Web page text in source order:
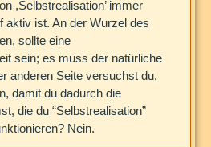
,Selbstrealisation’ immer
aktiv ist. An der Wurzel des
sollte eine
sein; es muss der natürliche
anderen Seite versuchst du,
damit du dadurch die
die du “Selbstrealisation”
Nein.